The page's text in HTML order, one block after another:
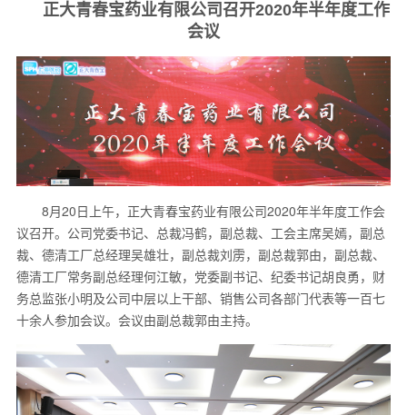
正大青春宝药业有限公司召开2020年半年度工作
会议
8月20日上午，正大青春宝药业有限公司2020年半年度工作会
议召开。公司党委书记、总裁冯鹤，副总裁、工会主席吴嫣，副总
裁、德清工厂总经理吴雄壮，副总裁刘雳，副总裁郭由，副总裁、
德清工厂常务副总经理何江敏，党委副书记、纪委书记胡良勇，财
务总监张小明及公司中层以上干部、销售公司各部门代表等一百七
十余人参加会议。会议由副总裁郭由主持。